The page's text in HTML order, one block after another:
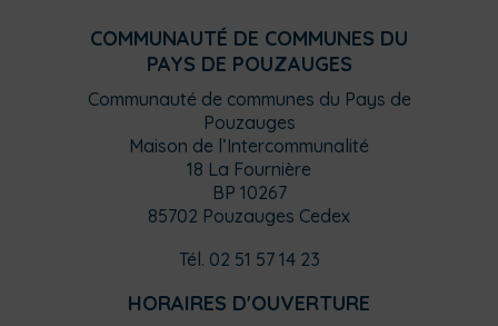
COMMUNAUTÉ DE COMMUNES DU
PAYS DE POUZAUGES
Communauté de communes du Pays de
Pouzauges
Maison de l’Intercommunalité
18 La Fournière
BP 10267
85702 Pouzauges Cedex
Tél. 02 51 57 14 23
HORAIRES D'OUVERTURE